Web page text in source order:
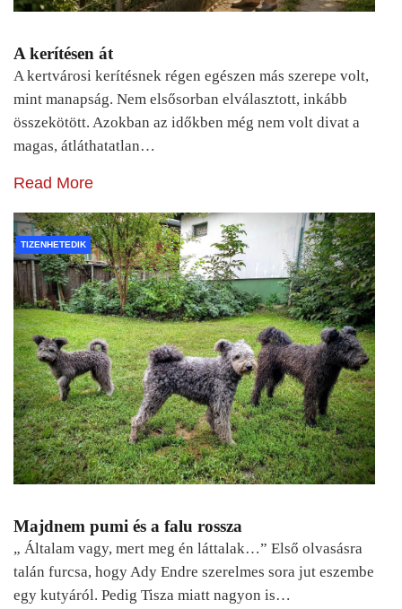
A kerítésen át
A kertvárosi kerítésnek régen egészen más szerepe volt,
mint manapság. Nem elsősorban elválasztott, inkább
összekötött. Azokban az időkben még nem volt divat a
magas, átláthatatlan…
Read More
TIZENHETEDIK
Majdnem pumi és a falu rossza
„ Általam vagy, mert meg én láttalak…” Első olvasásra
talán furcsa, hogy Ady Endre szerelmes sora jut eszembe
egy kutyáról. Pedig Tisza miatt nagyon is…